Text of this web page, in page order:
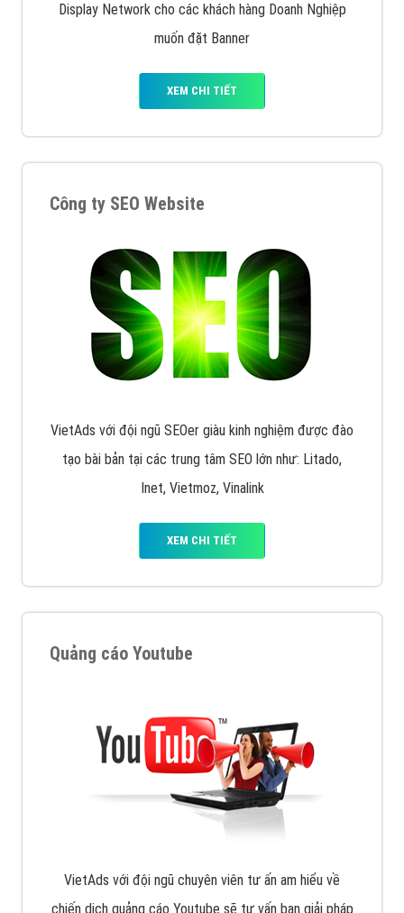
Display Network cho các khách hàng Doanh Nghiệp
muốn đặt Banner
XEM CHI TIẾT
Công ty SEO Website
VietAds với đội ngũ SEOer giàu kinh nghiệm được đào
tạo bài bản tại các trung tâm SEO lớn như: Litado,
Inet, Vietmoz, Vinalink
XEM CHI TIẾT
Quảng cáo Youtube
VietAds với đội ngũ chuyên viên tư ấn am hiểu về
chiến dịch quảng cáo Youtube sẽ tư vấn bạn giải pháp